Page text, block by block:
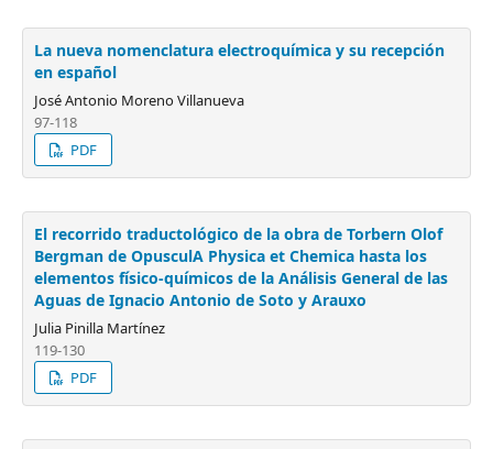
La nueva nomenclatura electroquímica y su recepción
en español
José Antonio Moreno Villanueva
97-118
PDF
El recorrido traductológico de la obra de Torbern Olof
Bergman de OpusculA Physica et Chemica hasta los
elementos físico-químicos de la Análisis General de las
Aguas de Ignacio Antonio de Soto y Arauxo
Julia Pinilla Martínez
119-130
PDF